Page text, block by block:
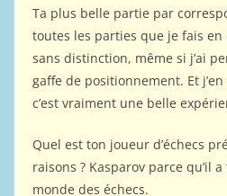
Ta plus belle partie par
toutes les parties que je fais
sans distinction, même si j’ai
gaffe de positionnement. Et
c’est vraiment une belle
Quel est ton joueur d’échecs
raisons ? Kasparov parce qu’il
monde des échecs.